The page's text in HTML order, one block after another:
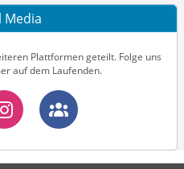
Media
Plattformen geteilt. Folge uns
auf dem Laufenden.